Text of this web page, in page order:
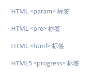
HTML <param> 标签
HTML <pre> 标签
HTML <html> 标签
HTML5 <progress> 标签